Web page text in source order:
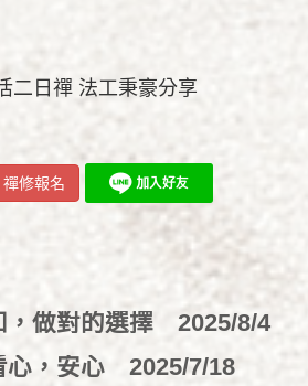
二日禪 法工秉豪分享
禪修報名
，做對的選擇 2025/8/4
心，安心 2025/7/18